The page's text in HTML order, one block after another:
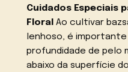
Cuidados Especiais
Floral Ao cultivar
lenhoso, é
profundidade de pelo
abaixo da superfície